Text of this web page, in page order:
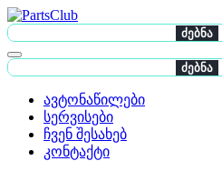
ძებნა
ძებნა
ავტონაწილები
სერვისები
ჩვენ შესახებ
კონტაქტი